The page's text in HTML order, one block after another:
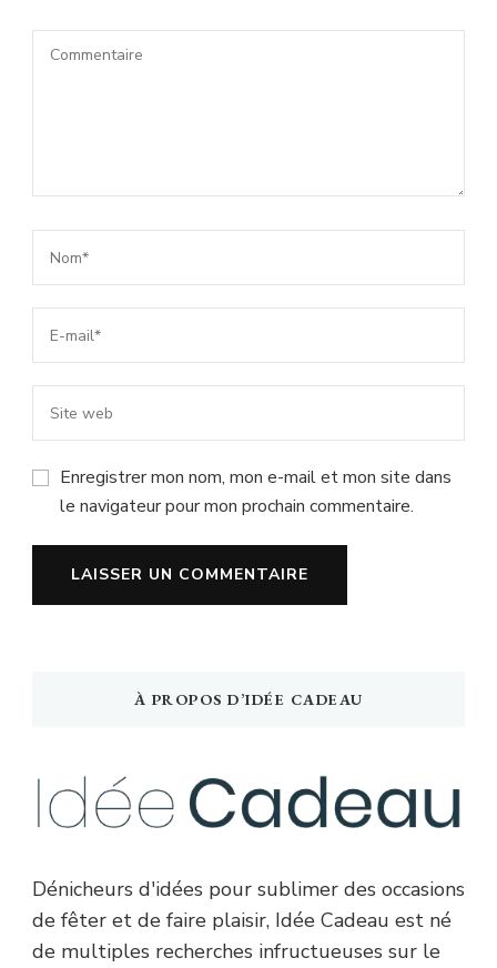
Enregistrer mon nom, mon e-mail et mon site dans
le navigateur pour mon prochain commentaire.
À PROPOS D’IDÉE CADEAU
Dénicheurs d'idées pour sublimer des occasions
de fêter et de faire plaisir, Idée Cadeau est né
de multiples recherches infructueuses sur le